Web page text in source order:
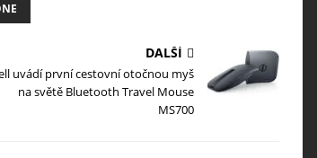
DALŠÍ
uvádí první cestovní otočnou myš
na světě Bluetooth Travel Mouse
MS700